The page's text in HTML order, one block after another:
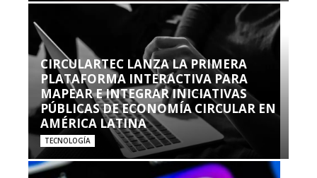
CIRCULARTEC LANZA LA PRIMERA
PLATAFORMA INTERACTIVA PARA
MAPEAR E INTEGRAR INICIATIVAS
PÚBLICAS DE ECONOMÍA CIRCULAR EN
AMÉRICA LATINA
TECNOLOGÍA